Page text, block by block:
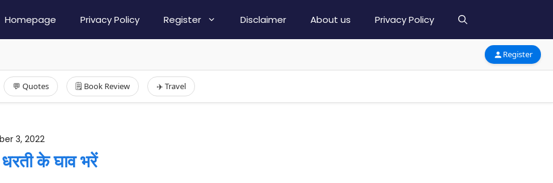
Homepage Privacy Policy Register Disclaimer About us Privacy Policy
Register
💬 Quotes 🗒️ Book Review ✈️ Travel
3, 2022
के घाव भरें